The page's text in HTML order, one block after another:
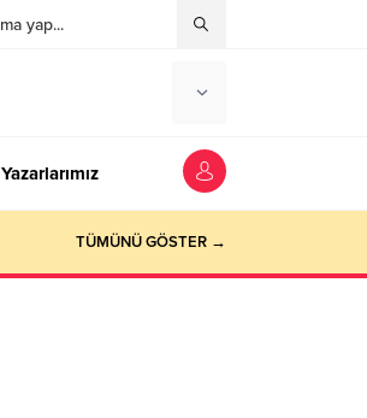
Yazarlarımız
TÜMÜNÜ GÖSTER →